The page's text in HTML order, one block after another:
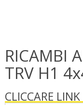
RICAMBI
TRV H1
CLICCARE LINK